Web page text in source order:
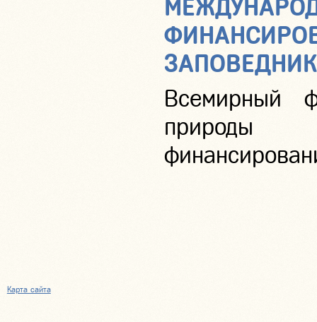
Всемирный
природы
Карта сайта